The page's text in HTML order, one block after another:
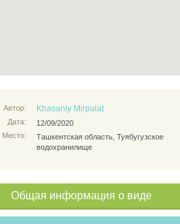
Автор:
Дата:
Место:
Khasaniy Mirpulat
12/09/2020
Ташкентская область, Туябугузское
водохранилище
Общая информация о виде